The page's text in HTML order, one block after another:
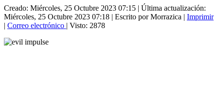
Creado: Miércoles, 25 Octubre 2023 07:15 | Última actualización:
Miércoles, 25 Octubre 2023 07:18 | Escrito por Morrazica | Imprimir
| Correo electrónico | Visto: 2878